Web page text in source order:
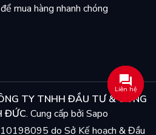
mua hàng nhanh chóng
TY TNHH ĐẦU TƯ & CÔNG
ĐỨC. Cung cấp bởi Sapo
do Sở Kế hoạch & Đầu
Liên hệ